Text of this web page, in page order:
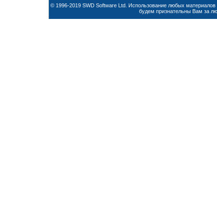
© 1996-2019 SWD Software Ltd. Использование любых
будем признательны Вам за